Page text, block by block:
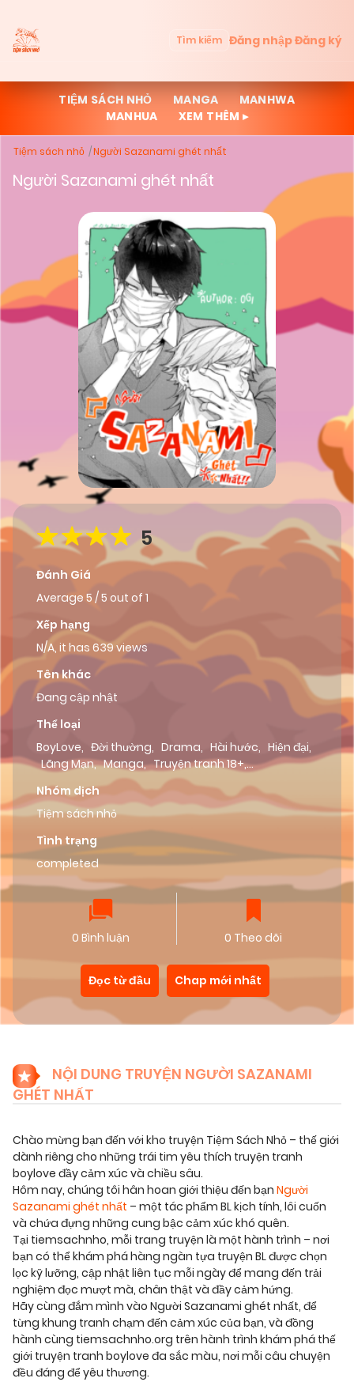
Tìm kiếm Đăng nhậpĐăng ký
TIỆM SÁCH NHỎ MANGA
MANHWA
MANHUA
XEM THÊM ▸
Tiệm sách nhỏ Người Sazanami ghét nhất
Người Sazanami ghét nhất
5
Đánh Giá
Average 5 /5 out of 1
Xếp hạng
N/A, it has 639 views
Tên khác
Đang cập nhật
Thể loại
BoyLove, Đời thường, Drama, Hài hước, Hiện đại,
Lãng Mạn, Manga, Truyện tranh 18+,
Truyen3hsang
Nhóm dịch
Tiệm sách nhỏ
Tình trạng
completed
0 Bình luận 0 Theo dõi
Đọc từ đầu Chap mới nhất
NỘI DUNG TRUYỆN NGƯỜI SAZANAMI
GHÉT NHẤT
Chào mừng bạn đến với kho truyện Tiệm Sách Nhỏ – thế giới
dành riêng cho những trái tim yêu thích truyện tranh
boylove đầy cảm xúc và chiều sâu.
Hôm nay, chúng tôi hân hoan giới thiệu đến bạn Người
Sazanami ghét nhất – một tác phẩm BL kịch tính, lôi cuốn
và chứa đựng những cung bậc cảm xúc khó quên.
Tại tiemsachnho, mỗi trang truyện là một hành trình – nơi
bạn có thể khám phá hàng ngàn tựa truyện BL được chọn
lọc kỹ lưỡng, cập nhật liên tục mỗi ngày để mang đến trải
nghiệm đọc mượt mà, chân thật và đầy cảm hứng.
Hãy cùng đắm mình vào Người Sazanami ghét nhất, để
từng khung tranh chạm đến cảm xúc của bạn, và đồng
hành cùng tiemsachnho.org trên hành trình khám phá thế
giới truyện tranh boylove đa sắc màu, nơi mỗi câu chuyện
đều đáng để yêu thương.